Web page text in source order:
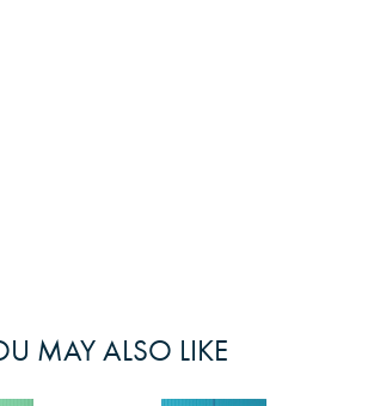
MAY ALSO LIKE